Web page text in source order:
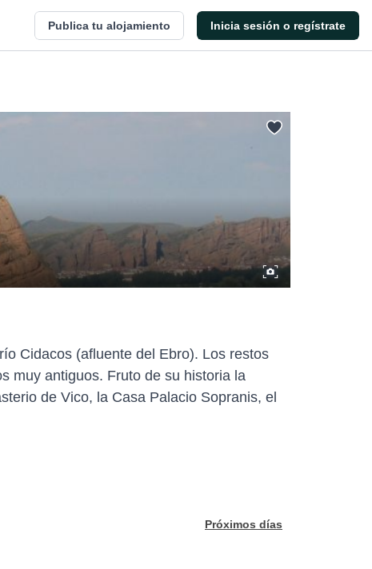
Publica tu alojamiento Inicia sesión o regístrate
Cidacos (afluente del Ebro). Los restos
muy antiguos. Fruto de su historia la
de Vico, la Casa Palacio Sopranis, el
Próximos días